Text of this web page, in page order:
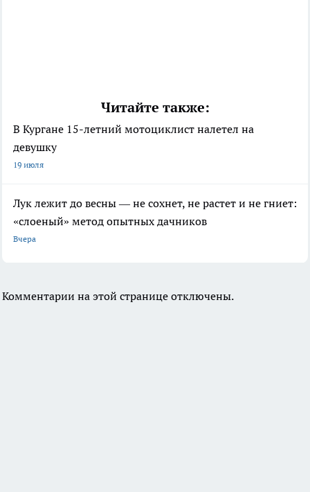
Читайте также:
В Кургане 15-летний мотоциклист налетел на
девушку
19 июля
Лук лежит до весны — не сохнет, не растет и не гниет:
«слоеный» метод опытных дачников
Вчера
Комментарии на этой странице отключены.